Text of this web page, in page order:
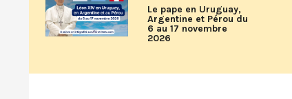
Le pape en Uruguay,
Argentine et Pérou du
6 au 17 novembre
2026